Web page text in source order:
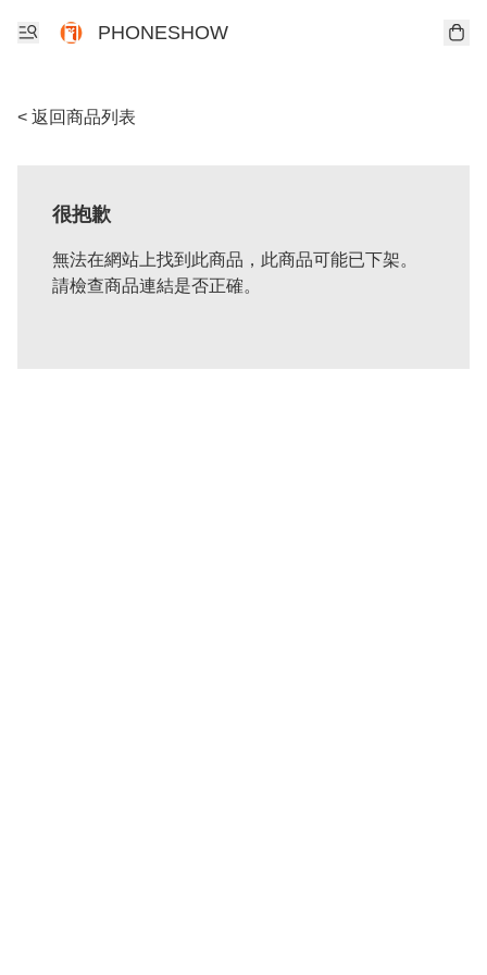
PHONESHOW
< 返回商品列表
很抱歉
無法在網站上找到此商品，此商品可能已下架。
請檢查商品連結是否正確。